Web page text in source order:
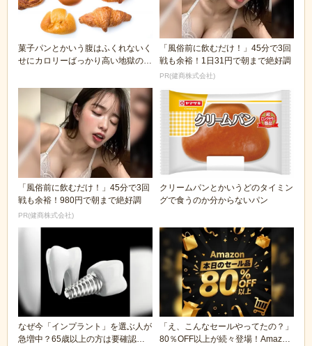
菓子パンとかいう腹はふくれないく
せにカロリーばっかり高い地獄のよ
「風俗前に飲むだけ！」45分で3回
戦も余裕！1日31円で朝まで絶好調
PR(健商株式会社)
「風俗前に飲むだけ！」45分で3回
戦も余裕！980円で朝まで絶好調
PR(健商株式会社)
クリームパンとかいうどのタイミン
グで食うのか分からないパン
なぜ今「インプラント」を選ぶ人が
急増中？65歳以上の方は要確認。
「え、こんなセールやってたの？」
80％OFF以上が続々登場！Amazon